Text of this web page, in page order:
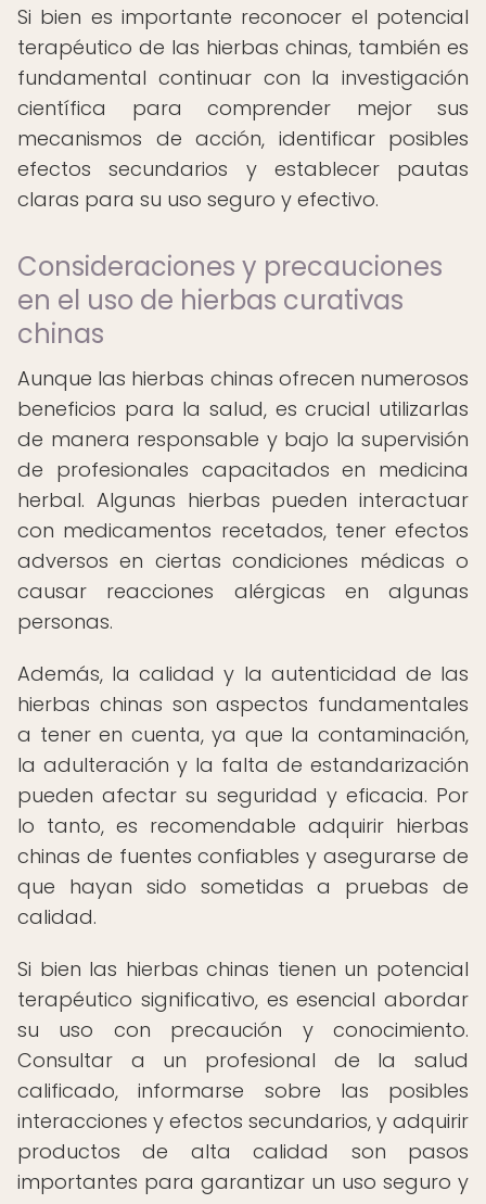
Si bien es importante reconocer el potencial
terapéutico de las hierbas chinas, también es
fundamental continuar con la investigación
científica para comprender mejor sus
mecanismos de acción, identificar posibles
efectos secundarios y establecer pautas
claras para su uso seguro y efectivo.
Consideraciones y precauciones
en el uso de hierbas curativas
chinas
Aunque las hierbas chinas ofrecen numerosos
beneficios para la salud, es crucial utilizarlas
de manera responsable y bajo la supervisión
de profesionales capacitados en medicina
herbal. Algunas hierbas pueden interactuar
con medicamentos recetados, tener efectos
adversos en ciertas condiciones médicas o
causar reacciones alérgicas en algunas
personas.
Además, la calidad y la autenticidad de las
hierbas chinas son aspectos fundamentales
a tener en cuenta, ya que la contaminación,
la adulteración y la falta de estandarización
pueden afectar su seguridad y eficacia. Por
lo tanto, es recomendable adquirir hierbas
chinas de fuentes confiables y asegurarse de
que hayan sido sometidas a pruebas de
calidad.
Si bien las hierbas chinas tienen un potencial
terapéutico significativo, es esencial abordar
su uso con precaución y conocimiento.
Consultar a un profesional de la salud
calificado, informarse sobre las posibles
interacciones y efectos secundarios, y adquirir
productos de alta calidad son pasos
importantes para garantizar un uso seguro y